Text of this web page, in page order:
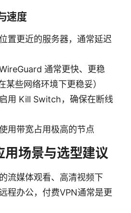
速度
置更近的服务器，通常延迟
通常更快、更稳
某些网络环境下更稳妥）
用 Kill Switch，确保在断线
用带宽占用极高的节点
用场景与选型建议
流媒体观看、高清视频下
程办公，付费VPN通常是更